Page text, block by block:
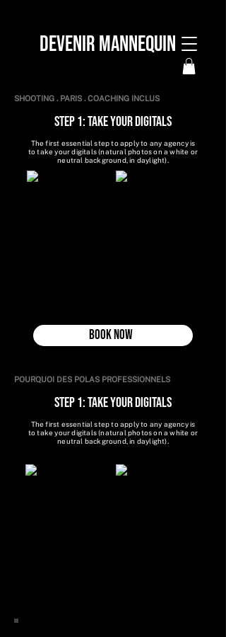
DEVENIR MANNEQUIN
SHOOTING . PARIS . COACHING INCLUS
STEP 1: TAKE YOUR DIGITALS
The first essential step to apply to any agency is
to take your digitals (natural photos on a white or
neutral background, in daylight).
Book now
POURQUOI DES POLAS PROFESSIONNELS
STEP 1: TAKE YOUR DIGITALS
The first essential step to apply to any agency is
to take your digitals (natural photos on a white or
neutral background, in daylight).